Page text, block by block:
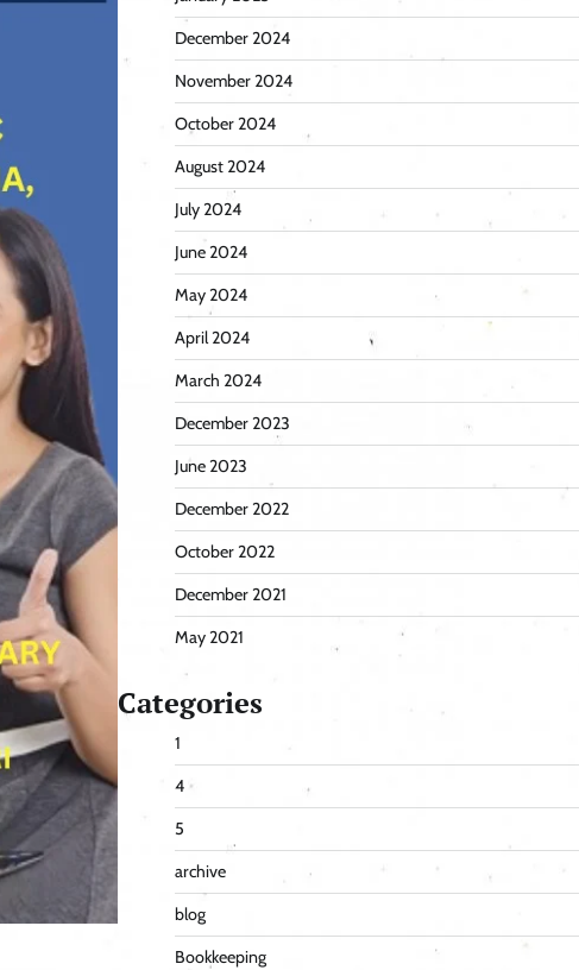
December 2024
November 2024
October 2024
August 2024
July 2024
June 2024
May 2024
April 2024
March 2024
December 2023
June 2023
December 2022
October 2022
December 2021
May 2021
Categories
1
4
5
archive
blog
Bookkeeping